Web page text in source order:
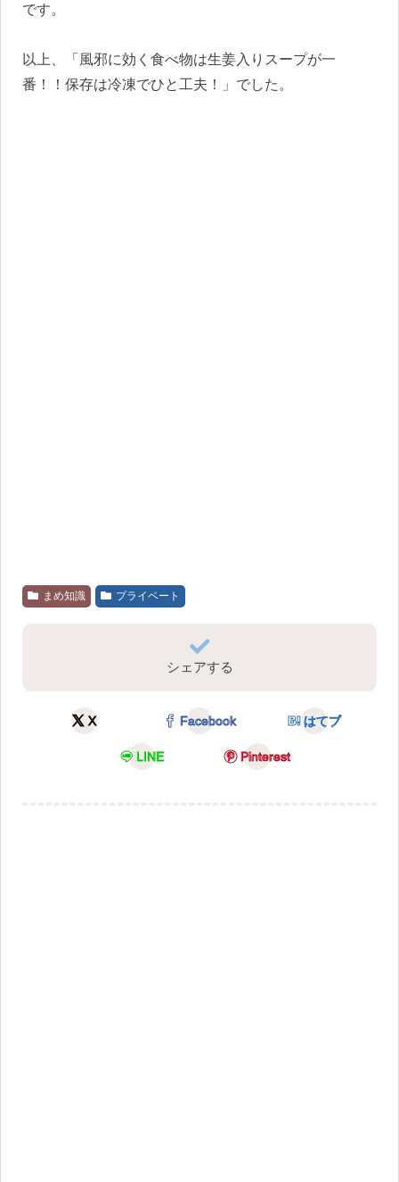
です。
以上、「風邪に効く食べ物は生姜入りスープが一
番！！保存は冷凍でひと工夫！」でした。
まめ知識 プライベート
シェアする
X Facebook はてブ
LINE Pinterest